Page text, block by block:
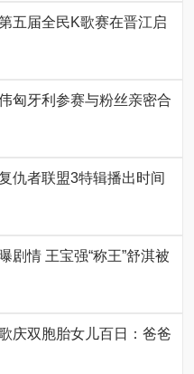
五届全民K歌赛在晋江启
匈牙利参赛与粉丝亲密合
仇者联盟3特辑播出时间
剧情 王宝强“称王”舒淇被
庆双胞胎女儿百日：爸爸